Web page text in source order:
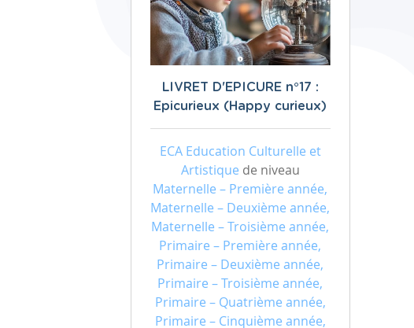
LIVRET D'EPICURE n°17 :
Epicurieux (Happy curieux)
ECA Education Culturelle et
Artistique de niveau
Maternelle – Première année,
Maternelle – Deuxième année,
Maternelle – Troisième année,
Primaire – Première année,
Primaire – Deuxième année,
Primaire – Troisième année,
Primaire – Quatrième année,
Primaire – Cinquième année,